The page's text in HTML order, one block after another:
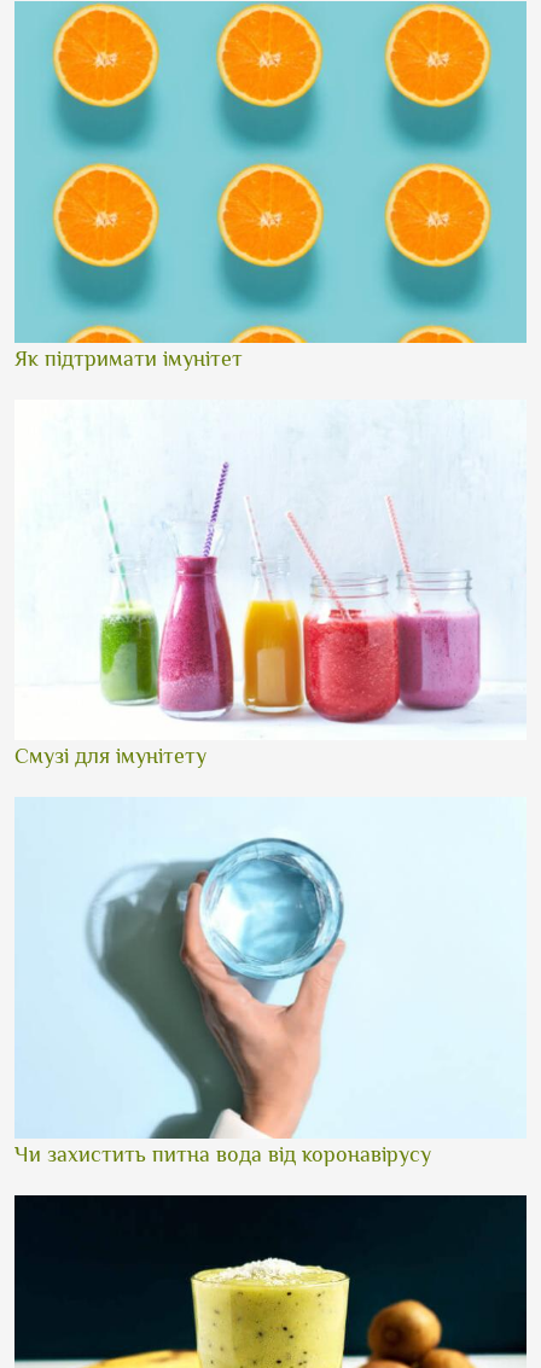
Як підтримати імунітет
Смузі для імунітету
Чи захистить питна вода від коронавірусу